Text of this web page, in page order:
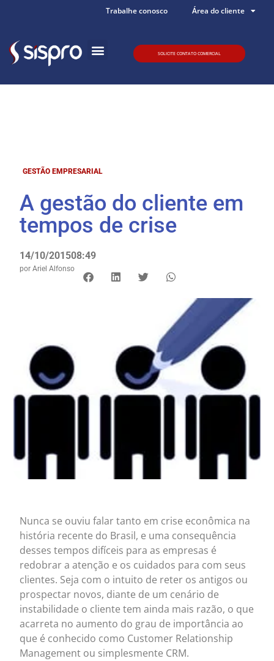
Trabalhe conosco Área do cliente
SOLICITE CONTATO COMERCIAL
GESTÃO EMPRESARIAL
A gestão do cliente em
tempos de crise
14/10/201508:49
por Ariel Alfonso
Nunca se ouviu falar tanto em crise econômica na
história recente do Brasil, e uma consequência
desses tempos difíceis para as empresas é
redobrar a atenção e os cuidados para com seus
clientes. Seja com o intuito de reter os antigos ou
prospectar novos, diante de um cenário de
instabilidade o cliente tem ainda mais razão, o que
acarreta no aumento do grau de importância ao
que é conhecido como Customer Relationship
Management ou simplesmente CRM.